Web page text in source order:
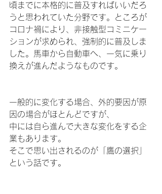
頃までに本格的に普及すればいいだろ
うと思われていた分野です。ところが
コロナ禍により、非接触型コミニケー
ションが求められ、強制的に普及しま
した。馬車から自動車へ、一気に乗り
換えが進んだようなものです。
一般的に変化する場合、外的要因が原
因の場合がほとんどですが、
中には自ら進んで大きな変化をする企
業もあります。
そこで思い出されるのが「鷹の選択」
という話です。